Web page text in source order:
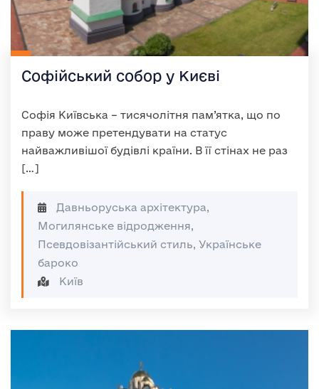
Софійський собор у Києві
Софія Київська – тисячолітня пам’ятка, що по
праву може претендувати на статус
найважливішої будівлі країни. В її стінах не раз
[…]
Давньоруська архітектура,
Могилянське відродження,
Псевдовізантійський стиль, Українське
бароко
Київ